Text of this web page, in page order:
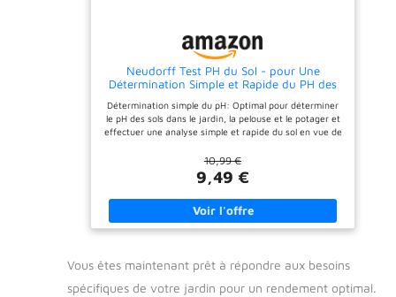
de test fiables : nous vous
recommandons de ne pas
toucher la zone de test de
la bandelette, de lire les
naturelle et de conserver
les bandelettes de test
dans un endroit frais et sec
Neudorff Test PH du Sol - pour Une
Détermination Simple et Rapide du PH des
Détermination simple du pH: Optimal pour déterminer
le pH des sols dans le jardin, la pelouse et le potager et
effectuer une analyse simple et rapide du sol en vue de
calcaire du sol peuvent être déterminés facilement en 3
minutes et pour 8 applications Kit complet: comprend
un sachet de poudre pour le test de pH du sol, un flacon
d'eau distillée, un tube d'analyse et un guide étape par
étape pour une analyse précise du sol Identifier les
besoins en calcaire: Les résultats peuvent être
la quantité de chaux nécessaire Conseil pratique:
afin de verser la poudre dans le tube
10,99 €
9,49 €
Vous êtes maintenant prêt à répondre aux besoins
spécifiques de votre jardin pour un rendement optimal.